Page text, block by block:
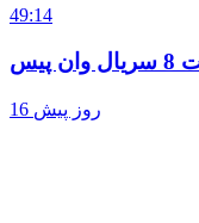
49:14
16 روز پیش